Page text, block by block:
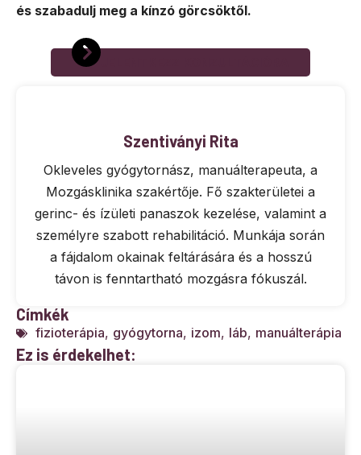
és szabadulj meg a kínzó görcsöktől.
Szentiványi Rita
Okleveles gyógytornász, manuálterapeuta, a
Mozgásklinika szakértője. Fő szakterületei a
gerinc- és ízületi panaszok kezelése, valamint a
személyre szabott rehabilitáció. Munkája során
a fájdalom okainak feltárására és a hosszú
távon is fenntartható mozgásra fókuszál.
Címkék
fizioterápia, gyógytorna, izom, láb, manuálterápia
Ez is érdekelhet: